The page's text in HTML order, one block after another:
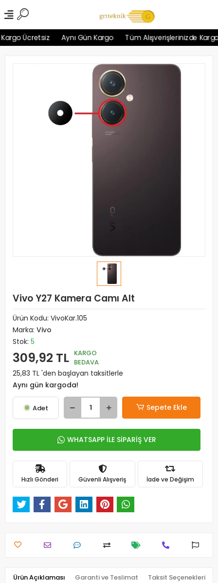
Ücretsiz Aynı Gün Kargo Tüm Alışverişlerinizde Kargo
Vivo Y27 Kamera Camı Alt
Ürün Kodu: VivoKar.105
Marka: Vivo
Stok: 5
309,92 TL KARGO
BEDAVA
25,83 TL 'den başlayan taksitlerle
Aynı gün kargoda!
Adet Sepete Ekle
WHATSAPP İLE SİPARİŞ VER
Hızlı Gönderi Güvenli Alışveriş İade ve Değişim
Ürün Açıklaması Garanti ve Teslimat Taksit Seçenekleri